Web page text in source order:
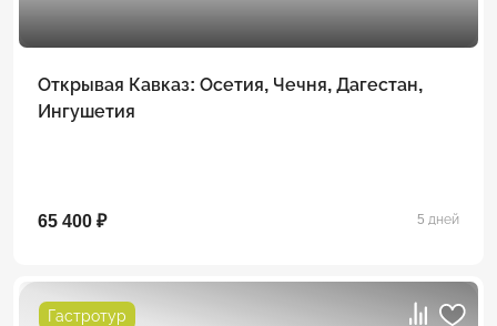
Открывая Кавказ: Осетия, Чечня, Дагестан,
Ингушетия
65 400 ₽ 5 дней
Гастротур